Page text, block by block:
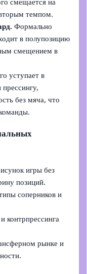
смещается на
темпом.
Формально
в полупозицию
смещением в
уступает в
прессингу,
без мяча, что
игры без
позиций.
соперников и
контрпрессинга
рынке и